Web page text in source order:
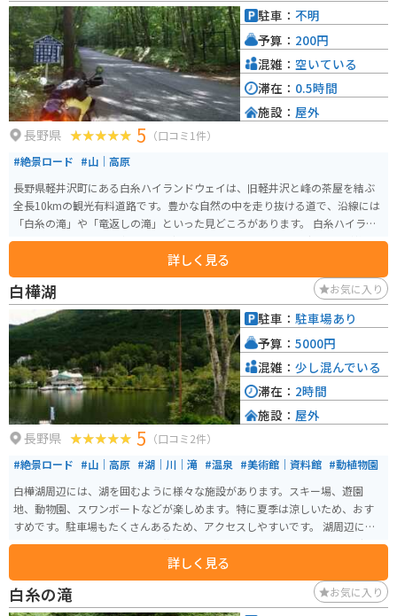
を同時に味わえる、上田らしい風景を楽しめるスポットです。
長野県 5 （口コミ1件）
#絶景ロード #山｜高原
長野県軽井沢町にある白糸ハイランドウェイは、旧軽井沢と峰の茶屋を結ぶ
全長10kmの観光有料道路です。豊かな自然の中を走り抜ける道で、沿線には
「白糸の滝」や「竜返しの滝」といった見どころがあります。 白糸ハイラン
ドウェイ沿いには、白糸の滝や竜返しの滝を巡るトレッキングコースが整備
されています。道路上は自動車専用道路のため歩行はできませんが、自然歩
道を利用して散策が楽しめます。
詳しく見る
駐車： 不明
予算： 200円
混雑： 空いている
滞在： 0.5時間
施設： 屋外
白樺湖 お気に入り
長野県 5 （口コミ2件）
#絶景ロード #山｜高原 #湖｜川｜滝 #温泉 #美術館｜資料館 #動植物園
白樺湖周辺には、湖を囲むように様々な施設があります。スキー場、遊園
地、動物園、スワンボートなどが楽しめます。特に夏季は涼しいため、おす
すめです。駐車場もたくさんあるため、アクセスしやすいです。 湖周辺には
ホテルもあり、宿泊しながらの旅行にも最適です。バイクでのツーリングの
際には、ぜひ立ち寄って、白樺湖周辺の素晴らしい景色とアクティビティを
楽しんでください。
詳しく見る
駐車： 駐車場あり
予算： 5000円
混雑： 少し混んでいる
滞在： 2時間
施設： 屋外
白糸の滝 お気に入り